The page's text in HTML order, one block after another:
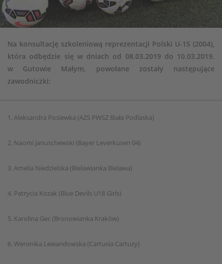
Na konsultację szkoleniową reprezentacji Polski U-15 (2004),
która odbędzie się w dniach od 08.03.2019 do 10.03.2019.
w Gutowie Małym, powołane zostały następujące
zawodniczki:
1. Aleksandra Posiewka (AZS PWSZ Biała Podlaska)
2. Naomi Januschewski (Bayer Leverkusen 04)
3. Amelia Niedzielska (Bielawianka Bielawa)
4. Patrycia Kozak (Blue Devils U18 Girls)
5. Karolina Gec (Bronowianka Kraków)
6. Weronika Lewandowska (Cartusia Cartuzy)